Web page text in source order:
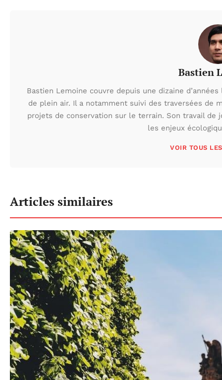
Bastien
Bastien Lemoine couvre depuis une dizaine
de plein air. Il a notamment suivi des traversées de
projets de conservation sur le terrain. Son travail de
les enjeux
VOIR TOUS
Articles similaires